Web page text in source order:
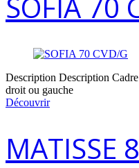
Description Description
droit ou gauche
Découvrir
MATISSE